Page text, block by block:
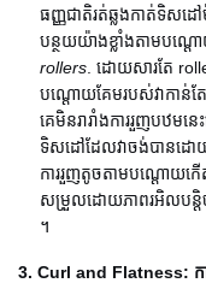
ធញ្ញជាតិរត់ឆ្លងកាត់ទិសដ
បន្ថយយ៉ាងខ្លាំងតាមបណ្ត
rollers. ដោយសារតែ
បណ្តោយគែមរបស់វាកាន់ត
គេមិនរារាំងការរួញបឋមនេ
ទិសដៅដែលវាចង់បានដោ
ការរួញតូចតាមបណ្តោយកើ
សម្រួលដោយភាពរអិលបន្តិ
។
3. Curl and Flatness: ក